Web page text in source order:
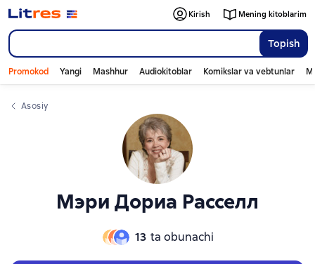
Topish
Kirish Mening kitoblarim
Promokod Yangi Mashhur Audiokitoblar Komikslar va vebtunlar
Asosiy
Мэри Дориа Расселл
13 ta obunachi